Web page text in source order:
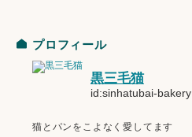
プロフィール
黒三毛猫
id:sinhatubai-bakery
猫とパンをこよなく愛してます